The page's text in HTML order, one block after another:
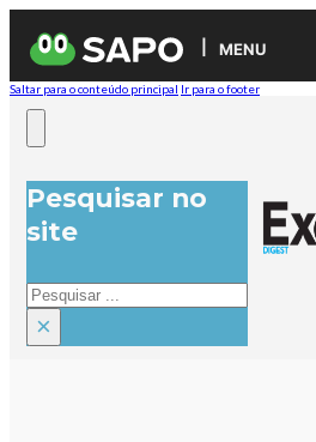
MENU
Saltar para o conteúdo principal Ir para o footer
Pesquisar no
site
Pesquisar
×